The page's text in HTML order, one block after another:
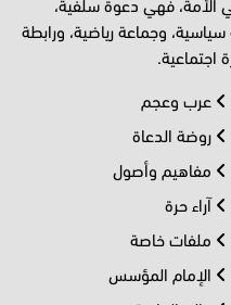
وجماعة رياضية، ورابطة
اجتماعية.
عرب وعجم
روضة الدعاة
مفاهيم وأصول
آراء حرة
ملفات خاصة
الإمام المؤسس